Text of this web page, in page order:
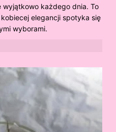
każdego dnia. To
elegancji spotyka się
wyborami.